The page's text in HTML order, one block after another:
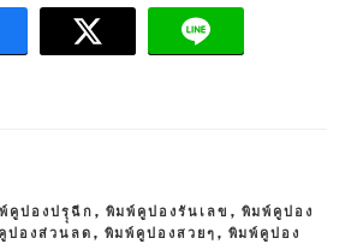
คูปองปรุุฉีก , พิมพ์คูปองรันเลข , พิมพ์คูปอง
ปองส่วนลด , พิมพ์คูปองสวยๆ , พิมพ์คูปอง